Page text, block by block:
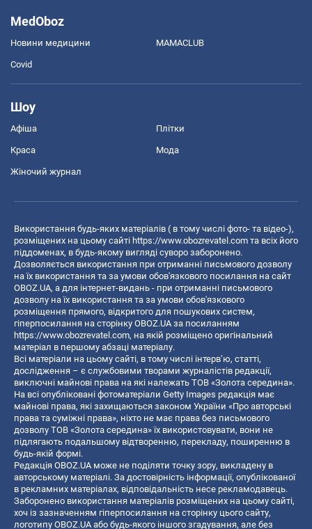
MedOboz
Новини медицини MAMACLUB
Covid
Шоу
Афіша Плітки
Краса Мода
Жіночий журнал
Використання будь-яких матеріалів ( в тому числі фото- та відео-),
розміщених на цьому сайті https://www.obozrevatel.com та всіх його
піддоменах, в будь-якому вигляді суворо заборонено.
Дозволяється використання при отриманні письмового дозволу
на їх використання та за умови обов'язкового посилання на сайт
OBOZ.UA, а для інтернет-видань - при отриманні письмового
дозволу на їх використання та за умови обов'язкового
розміщення прямого, відкритого для пошукових систем,
гіперпосилання на сторінку OBOZ.UA за посиланням
https://www.obozrevatel.com, на якій розміщено оригінальний
матеріал в першому абзаці матеріалу.
Всі матеріали на цьому сайті, в тому числі інтерв’ю, статті,
дослідження – є службовими творами журналістів редакції,
виключні майнові права на які належать ТОВ «Золота середина».
На всі опубліковані фотоматеріали Getty Images редакція має
майнові права, які захищаються законом України «Про авторські
права та суміжні права», ніхто не має права без письмового
дозволу ТОВ «Золота середина» їх використовувати, вони не
підлягають подальшому відтворенню, перекладу, поширенню в
будь-якій формі.
Редакція OBOZ.UA може не поділяти точку зору, викладену в
авторському матеріалі. За достовірність інформації, опублікованої
в рекламних матеріалах, відповідальність несе рекламодавець.
Заборонено використання матеріалів розміщених на цьому сайті,
хоч із зазначенням гіперпосилання на сторінку цього сайту,
логотипу OBOZ.UA або будь-якого іншого згадування, але без